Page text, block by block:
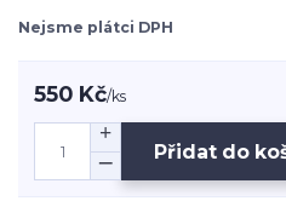
Nejsme plátci DPH
550 Kč/ks
Přidat do